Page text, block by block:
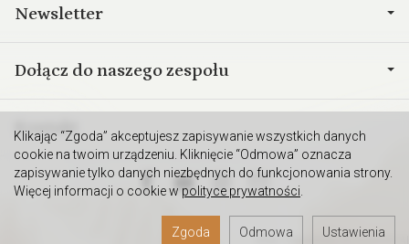
Newsletter
Dołącz do naszego zespołu
Kontakt
Sklep internetowy SOTESHOP AI
Klikając “Zgoda” akceptujesz zapisywanie wszystkich danych
cookie na twoim urządzeniu. Kliknięcie “Odmowa” oznacza
zapisywanie tylko danych niezbędnych do funkcjonowania strony.
Więcej informacji o cookie wpolityce prywatności
Ustawienia
Odmowa
Zgoda